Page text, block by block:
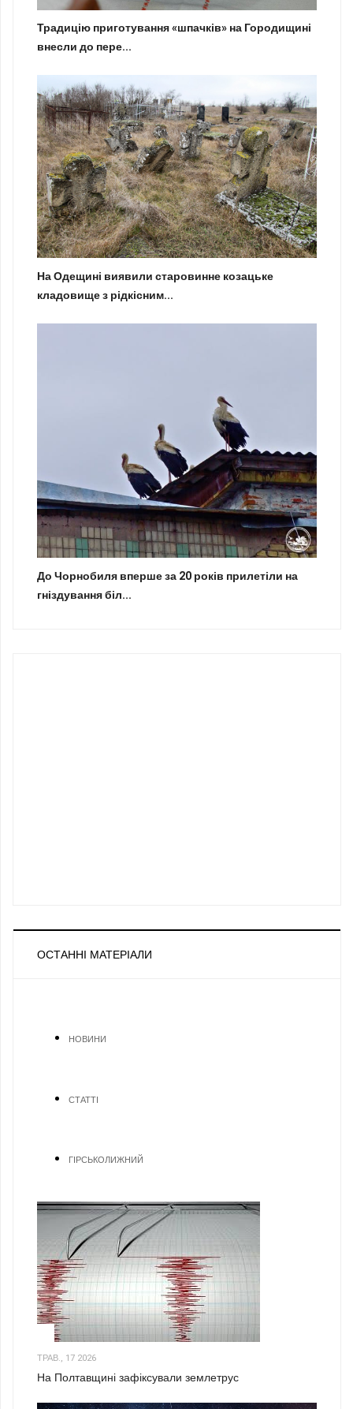
Традицію приготування «шпачків» на Городищині
внесли до пере...
На Одещині виявили старовинне козацьке
кладовище з рідкісним...
До Чорнобиля вперше за 20 років прилетіли на
гніздування біл...
ОСТАННІ МАТЕРІАЛИ
НОВИНИ
СТАТТІ
ГІРСЬКОЛИЖНИЙ
ТРАВ., 17 2026
На Полтавщині зафіксували землетрус